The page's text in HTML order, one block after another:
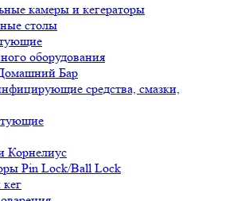
камеры и кегераторы
столы
оборудования
Бар
средства, смазки,
Корнелиус
Pin Lock/Ball Lock